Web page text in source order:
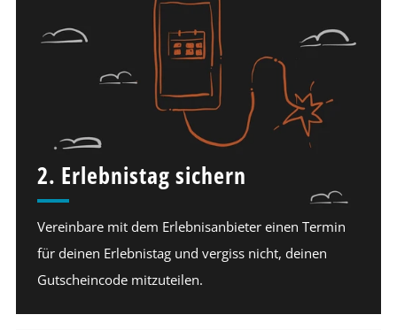
2. Erlebnistag sichern
Vereinbare mit dem Erlebnisanbieter einen Termin
für deinen Erlebnistag und vergiss nicht, deinen
Gutscheincode mitzuteilen.